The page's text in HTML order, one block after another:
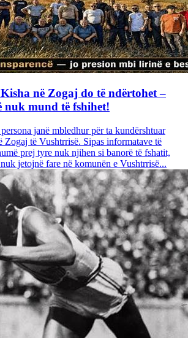
në Zogaj do të ndërtohet –
nuk mund të fshihet!
janë mbledhur për ta kundërshtuar
Zogaj të Vushtrrisë. Sipas informatave të
prej tyre nuk njihen si banorë të fshatit,
jetojnë fare në komunën e Vushtrrisë...